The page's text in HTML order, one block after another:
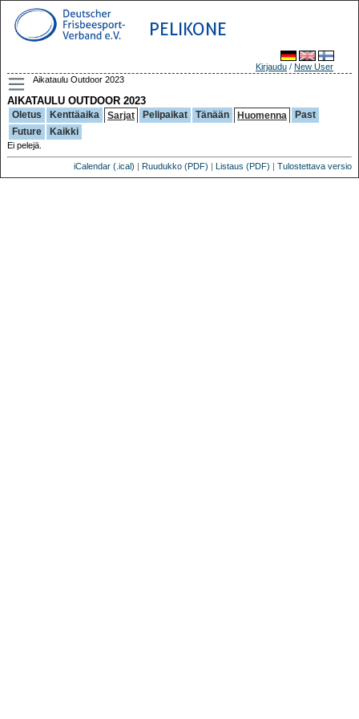
PELIKONE
Kirjaudu / New User
Aikataulu Outdoor 2023
AIKATAULU OUTDOOR 2023
Oletus Kenttäaika Sarjat Pelipaikat Tänään Huomenna
Past
Future
Kaikki
Ei pelejä.
iCalendar (.ical) | Ruudukko (PDF) | Listaus (PDF) | Tulostettava versio